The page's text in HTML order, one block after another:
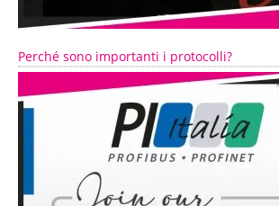
Perché sono importanti i protocolli?